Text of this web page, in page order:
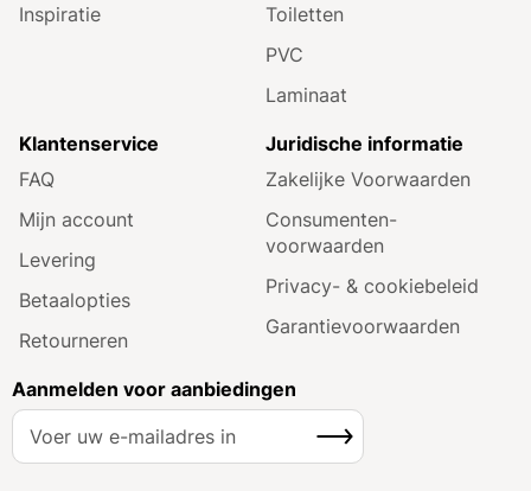
Inspiratie
Toiletten
PVC
Laminaat
Klantenservice
FAQ
Mijn account
Levering
Betaalopties
Retourneren
Juridische informatie
Zakelijke Voorwaarden
Consumenten­
voorwaarden
Privacy- & cookiebeleid
Garantie­voorwaarden
Aanmelden voor aanbiedingen
A
Inschrijven